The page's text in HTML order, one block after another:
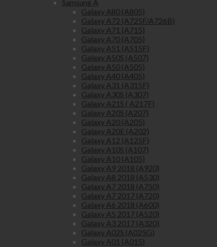
Samsung A
Galaxy A80 (A805)
Galaxy A72 (A725F/A726B)
Galaxy A71 (A715)
Galaxy A70 (A705)
Galaxy A51 (A515F)
Galaxy A50S (A507)
Galaxy A50 (A505)
Galaxy A40 (A405)
Galaxy A31 (A315F)
Galaxy A30S (A307)
Galaxy A21S ( A217F)
Galaxy A20S (A207)
Galaxy A20 (A205)
Galaxy A20E (A202)
Galaxy A12 (A125F)
Galaxy A10S (A107)
Galaxy A10 (A105)
Galaxy A9 2018 (A920)
Galaxy A8 2018 (A530)
Galaxy A7 2018 (A750)
Galaxy A7 2017 (A720)
Galaxy A6 2018 (A600)
Galaxy A5 2017 (A520)
Galaxy A3 2017 (A320)
Galaxy A02S (A025G)
Galaxy A01 (A015)